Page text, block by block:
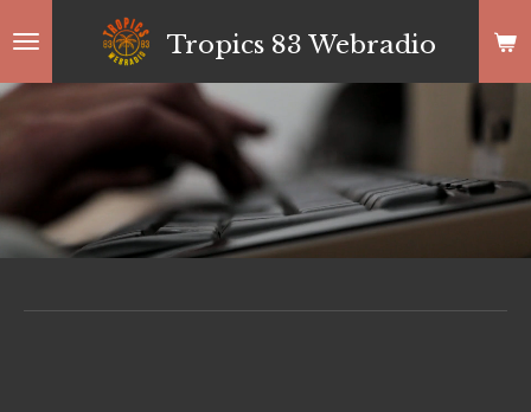
contenu
principal
Tropics 83 Webradio